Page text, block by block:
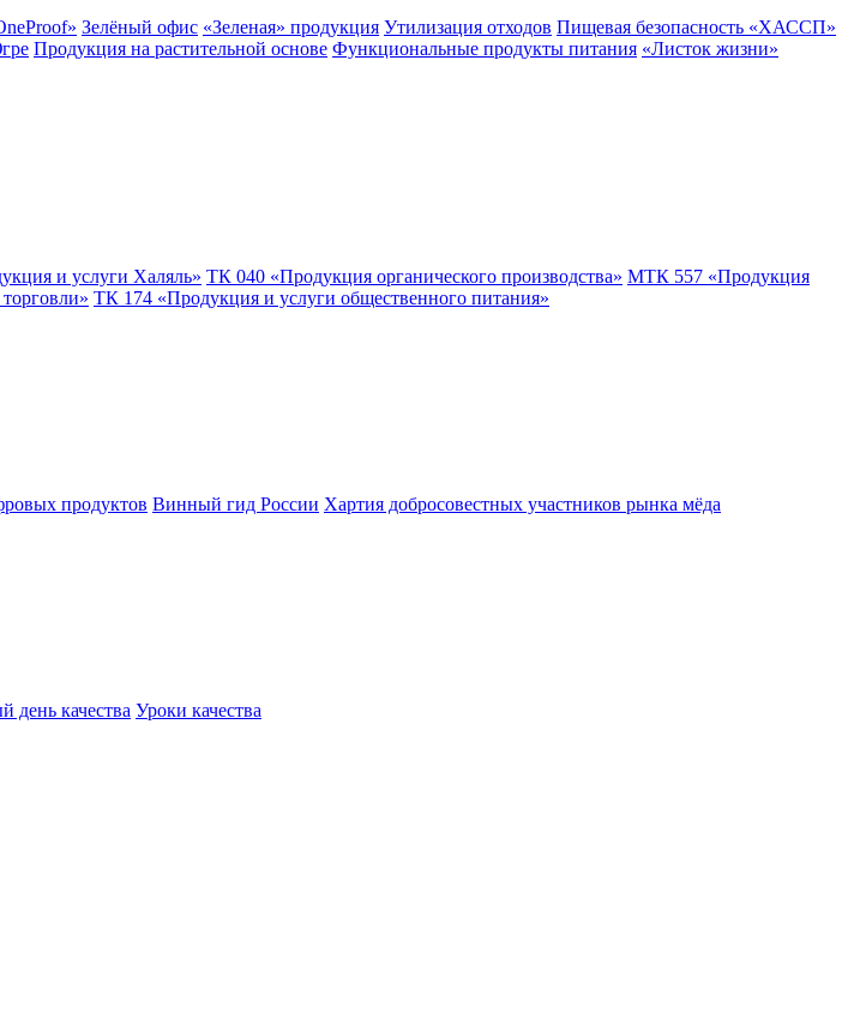
Зелёный офис «Зеленая» продукция Утилизация отходов Пищевая безопасность «ХАССП»
Продукция на растительной основе Функциональные продукты питания «Листок жизни»
и услуги Халяль» ТК 040 «Продукция органического производства» МТК 557 «Продукция
ТК 174 «Продукция и услуги общественного питания»
продуктов Винный гид России Хартия добросовестных участников рынка мёда
день качества Уроки качества